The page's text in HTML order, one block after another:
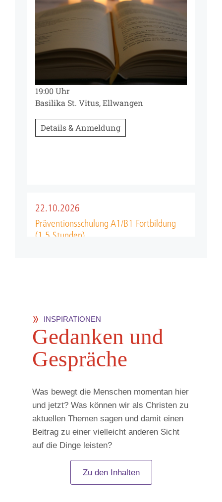
INSPIRATIONEN
Ge­dan­ken und
Ge­sprä­che
Was bewegt die Menschen momentan hier
und jetzt? Was können wir als Christen zu
aktuellen Themen sagen und damit einen
Beitrag zu einer vielleicht anderen Sicht
auf die Dinge leisten?
Zu den Inhalten